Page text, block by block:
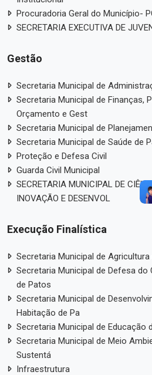
Procuradoria Geral do Município-
SECRETARIA EXECUTIVA DE
Gestão
Secretaria Municipal de
Secretaria Municipal de Finanças,
Orçamento e Gest
Secretaria Municipal de
Secretaria Municipal de Saúde de
Proteção e Defesa Civil
Guarda Civil Municipal
SECRETARIA MUNICIPAL DE
INOVAÇÃO E DESENVOL
Execução Finalística
Secretaria Municipal de
Secretaria Municipal de Defesa do
de Patos
Secretaria Municipal de
Habitação de Pa
Secretaria Municipal de Educação
Secretaria Municipal de Meio
Sustentá
Infraestrutura